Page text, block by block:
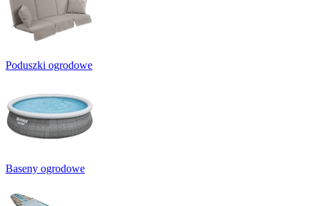
Poduszki ogrodowe
Baseny ogrodowe